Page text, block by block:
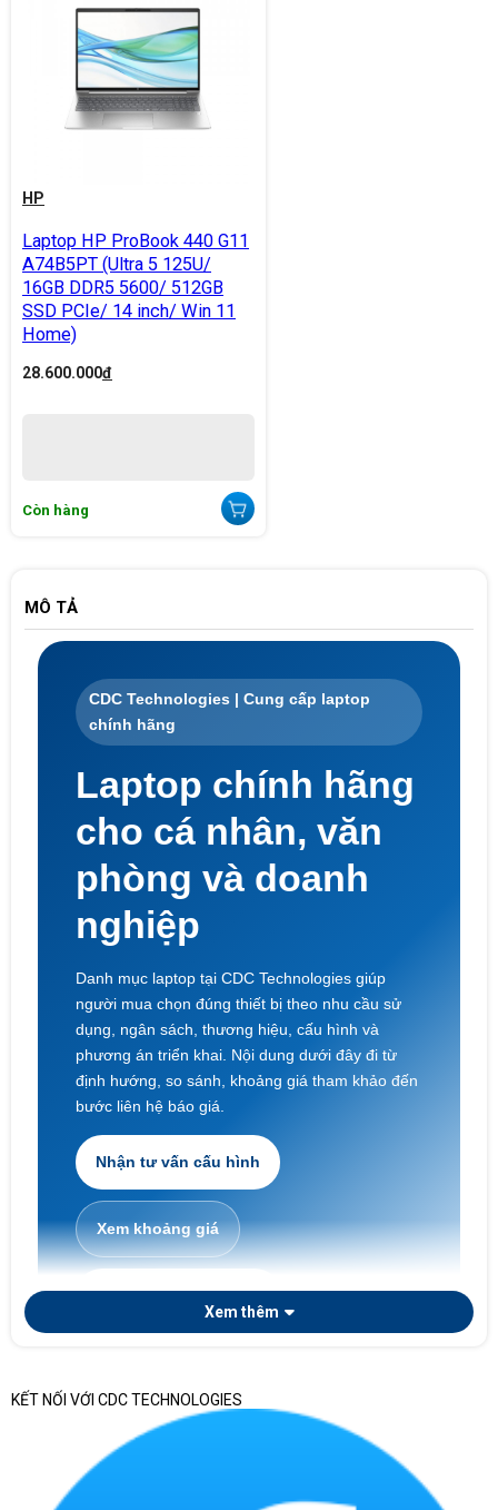
HP
Laptop HP ProBook 440 G11
A74B5PT (Ultra 5 125U/
16GB DDR5 5600/ 512GB
SSD PCIe/ 14 inch/ Win 11
Home)
28.600.000đ
Còn hàng
MÔ TẢ
CDC Technologies | Cung cấp laptop
chính hãng
Laptop chính hãng
cho cá nhân, văn
phòng và doanh
nghiệp
Danh mục laptop tại CDC Technologies giúp
người mua chọn đúng thiết bị theo nhu cầu sử
dụng, ngân sách, thương hiệu, cấu hình và
phương án triển khai. Nội dung dưới đây đi từ
định hướng, so sánh, khoảng giá tham khảo đến
bước liên hệ báo giá.
Nhận tư vấn cấu hình
Xem khoảng giá
Laptop doanh nghiệp
Nếu doanh nghiệp cần chọn laptop theo phòng ban,
số lượng triển khai, tiêu chuẩn cấu hình, chứng từ
bàn giao và khả năng quản lý tài sản CNTT sau mua,
Xem thêm
KẾT NỐI VỚI CDC TECHNOLOGIES